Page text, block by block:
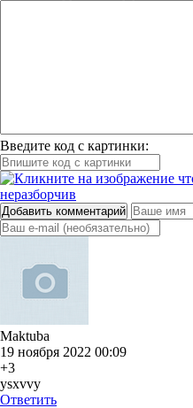
Введите код с картинки:
Добавить комментарий
Maktuba
19 ноября 2022 00:09
+3
ysxvvy
Ответить